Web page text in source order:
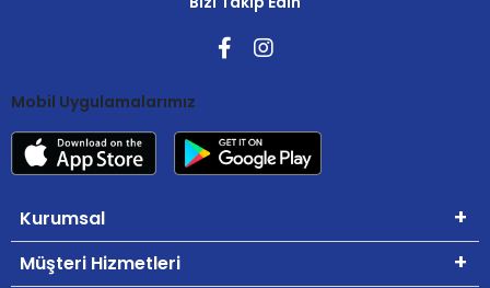
Mobil Uygulamalarımız
Kurumsal
Müşteri Hizmetleri